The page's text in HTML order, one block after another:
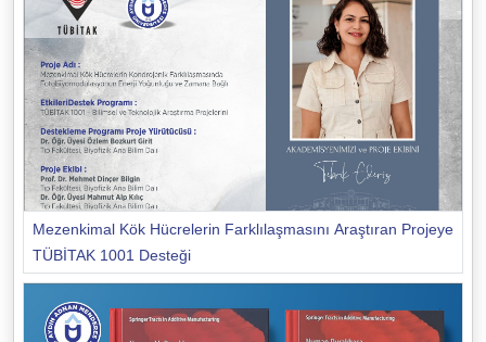
Mezenkimal Kök Hücrelerin Farklılaşmasını Araştıran Projeye
TÜBİTAK 1001 Desteği